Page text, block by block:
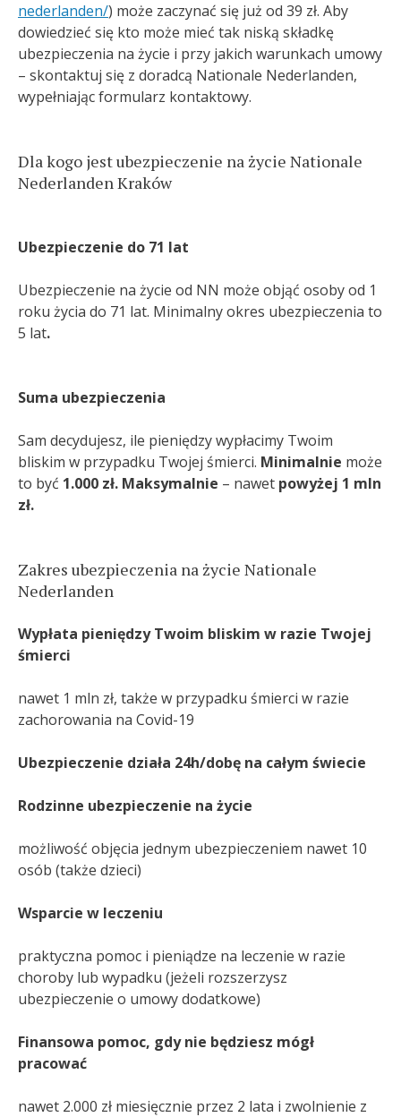
nederlanden/) może zaczynać się już od 39 zł. Aby
dowiedzieć się kto może mieć tak niską składkę
ubezpieczenia na życie i przy jakich warunkach umowy
– skontaktuj się z doradcą Nationale Nederlanden,
wypełniając formularz kontaktowy.
Dla kogo jest ubezpieczenie na życie Nationale
Nederlanden Kraków
Ubezpieczenie do 71 lat
Ubezpieczenie na życie od NN może objąć osoby od 1
roku życia do 71 lat. Minimalny okres ubezpieczenia to
5 lat.
Suma ubezpieczenia
Sam decydujesz, ile pieniędzy wypłacimy Twoim
bliskim w przypadku Twojej śmierci. Minimalnie może
to być 1.000 zł. Maksymalnie – nawet powyżej 1 mln
zł.
Zakres ubezpieczenia na życie Nationale
Nederlanden
Wypłata pieniędzy Twoim bliskim w razie Twojej
śmierci
nawet 1 mln zł, także w przypadku śmierci w razie
zachorowania na Covid-19
Ubezpieczenie działa 24h/dobę na całym świecie
Rodzinne ubezpieczenie na życie
możliwość objęcia jednym ubezpieczeniem nawet 10
osób (także dzieci)
Wsparcie w leczeniu
praktyczna pomoc i pieniądze na leczenie w razie
choroby lub wypadku (jeżeli rozszerzysz
ubezpieczenie o umowy dodatkowe)
Finansowa pomoc, gdy nie będziesz mógł
pracować
nawet 2.000 zł miesięcznie przez 2 lata i zwolnienie z